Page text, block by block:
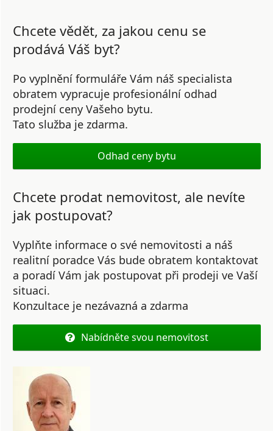
Chcete vědět, za jakou cenu se
prodává Váš byt?
Po vyplnění formuláře Vám náš specialista
obratem vypracuje profesionální odhad
prodejní ceny Vašeho bytu.
Tato služba je zdarma.
Odhad ceny bytu
Chcete prodat nemovitost, ale nevíte
jak postupovat?
Vyplňte informace o své nemovitosti a náš
realitní poradce Vás bude obratem kontaktovat
a poradí Vám jak postupovat při prodeji ve Vaší
situaci.
Konzultace je nezávazná a zdarma
Nabídněte svou nemovitost